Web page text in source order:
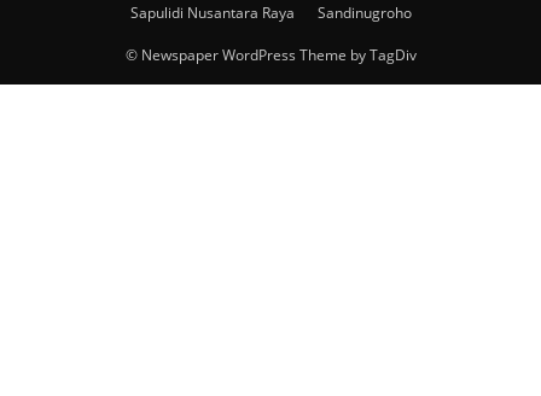
Sapulidi Nusantara Raya
Sandinugroho
© Newspaper WordPress Theme by TagDiv